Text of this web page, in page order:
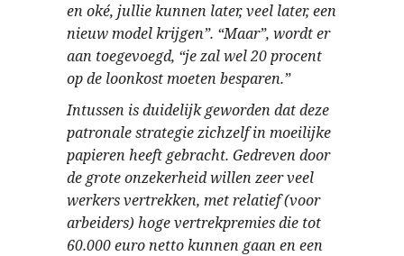
en oké, jullie kunnen later, veel later, een
nieuw model krijgen”. “Maar”, wordt er
aan toegevoegd, “je zal wel 20 procent
op de loonkost moeten besparen.”
Intussen is duidelijk geworden dat deze
patronale strategie zichzelf in moeilijke
papieren heeft gebracht. Gedreven door
de grote onzekerheid willen zeer veel
werkers vertrekken, met relatief (voor
arbeiders) hoge vertrekpremies die tot
60.000 euro netto kunnen gaan en een